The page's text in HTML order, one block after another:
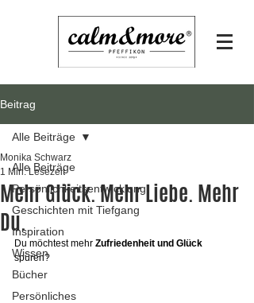
Beitrag
Alle Beiträge
Persönlichkeitsentwicklung
Geschichten mit Tiefgang
Inspiration
Wissen
Bücher
Persönliches
Alle Beiträge
Mehr Glück. Mehr Liebe. Mehr
Du.
Monika Schwarz
1 Min. Lesezeit
Du möchtest mehr Zufriedenheit und Glück
spüren?